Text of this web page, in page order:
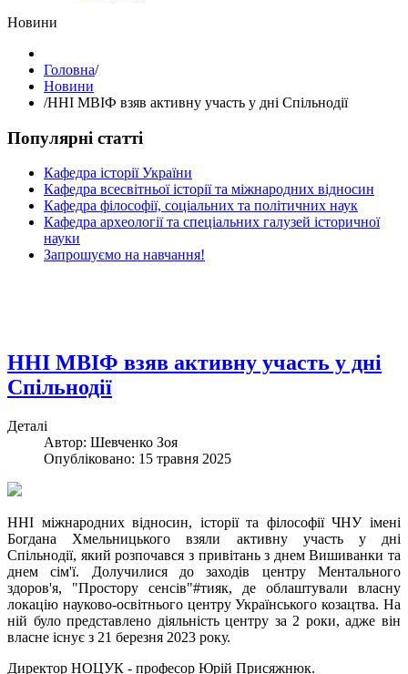
Hовини
Головна/
Hовини
/ННІ МВІФ взяв активну участь у дні Спільнодії
Популярні статті
Кафедра історії України
Кафедра всесвітньої історії та міжнародних відносин
Кафедра філософії, соціальних та політичних наук
Кафедра археології та спеціальних галузей історичної
науки
Запрошуємо на навчання!
ННІ МВІФ взяв активну участь у дні
Спільнодії
Деталі
Автор: Шевченко Зоя
Опубліковано: 15 травня 2025
ННІ міжнародних відносин, історії та філософії ЧНУ імені
Богдана Хмельницького взяли активну участь у дні
Спільнодії, який розпочався з привітань з днем Вишиванки та
днем сім'ї. Долучилися до заходів центру Ментального
здоров'я, "Простору сенсів"#тияк, де облаштували власну
локацію науково-освітнього центру Українського козацтва. На
ній було представлено діяльність центру за 2 роки, адже він
власне існує з 21 березня 2023 року.
Директор НОЦУК - професор Юрій Присяжнюк.